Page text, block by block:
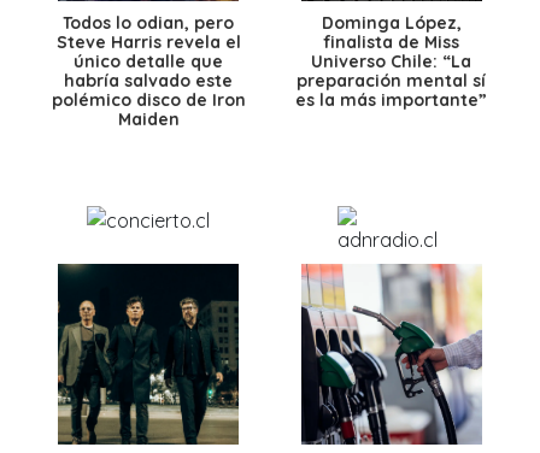
Todos lo odian, pero
Steve Harris revela el
único detalle que
habría salvado este
polémico disco de Iron
Maiden
Dominga López,
finalista de Miss
Universo Chile: “La
preparación mental sí
es la más importante”